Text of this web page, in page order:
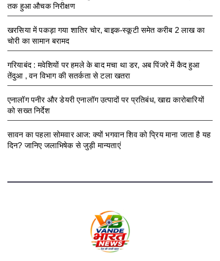
तक हुआ औचक निरीक्षण
खरसिया में पकड़ा गया शातिर चोर, बाइक-स्कूटी समेत करीब 2 लाख का
चोरी का सामान बरामद
गरियाबंद : मवेशियों पर हमले के बाद मचा था डर, अब पिंजरे में कैद हुआ
तेंदुआ , वन विभाग की सतर्कता से टला खतरा
एनालॉग पनीर और डेयरी एनालॉग उत्पादों पर प्रतिबंध, खाद्य कारोबारियों
को सख्त निर्देश
सावन का पहला सोमवार आज: क्यों भगवान शिव को प्रिय माना जाता है यह
दिन? जानिए जलाभिषेक से जुड़ी मान्यताएं